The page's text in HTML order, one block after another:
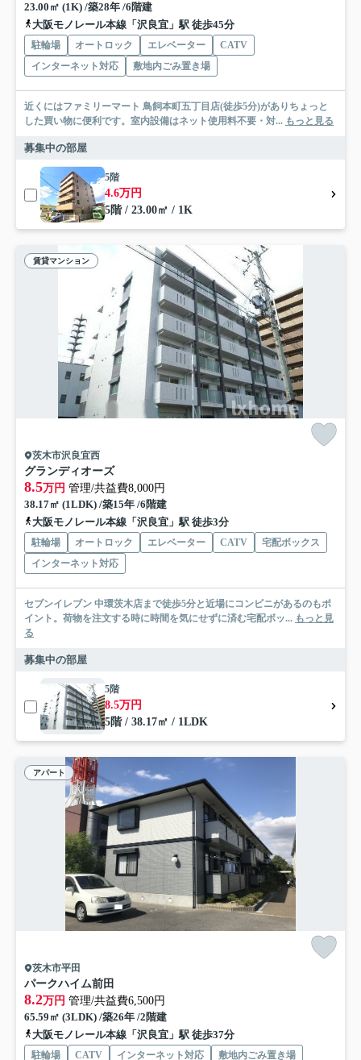
23.00㎡ (1K) /築28年 /6階建
大阪モノレール本線「沢良宜」駅 徒歩45分
駐輪場 オートロック エレベーター
CATV
インターネット対応
敷地内ごみ置き場
近くにはファミリーマート 鳥飼本町五丁目店(徒歩5分)がありちょっと
した買い物に便利です。室内設備はネット使用料不要・対... もっと見る
募集中の部屋
5階
4.6万円
5階 / 23.00㎡ / 1K
賃貸マンション
茨木市沢良宜西
グランディオーズ
8.5万円 管理/共益費8,000円
38.17㎡ (1LDK) /築15年 /6階建
大阪モノレール本線「沢良宜」駅 徒歩3分
駐輪場 オートロック エレベーター CATV
宅配ボックス
インターネット対応
セブンイレブン 中環茨木店まで徒歩5分と近場にコンビニがあるのもポ
イント。荷物を注文する時に時間を気にせずに済む宅配ボッ... もっと見
る
募集中の部屋
5階
8.5万円
5階 / 38.17㎡ / 1LDK
アパート
茨木市平田
パークハイム前田
8.2万円 管理/共益費6,500円
65.59㎡ (3LDK) /築26年 /2階建
大阪モノレール本線「沢良宜」駅 徒歩37分
駐輪場 CATV インターネット対応 敷地内ごみ置き場